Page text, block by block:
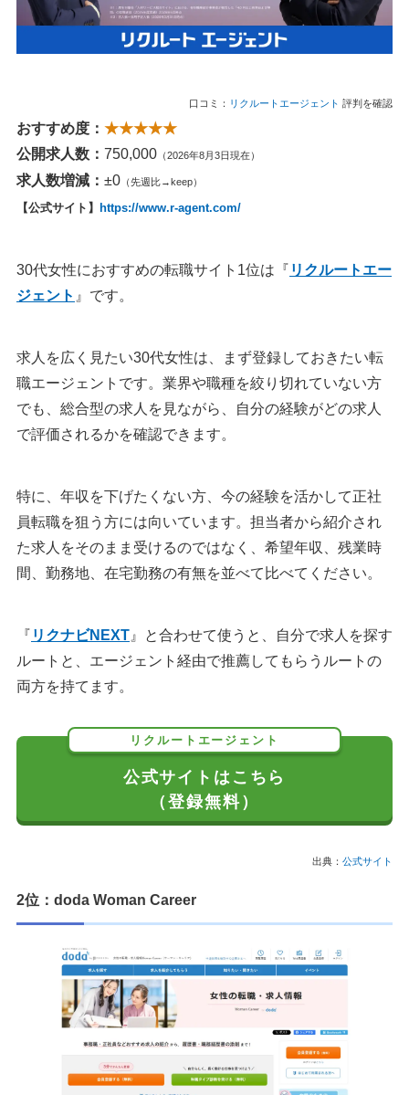
口コミ： リクルートエージェント 評判を確認
おすすめ度： ★★★★★
公開求人数： 750,000 （2026年8月3日現在）
求人数増減： ±0 （先週比→keep）
【公式サイト】 https://www.r-agent.com/
30代女性におすすめの転職サイト1位は『 リクルートエー
ジェント 』です。
求人を広く見たい30代女性は、まず登録しておきたい転
職エージェントです。業界や職種を絞り切れていない方
でも、総合型の求人を見ながら、自分の経験がどの求人
で評価されるかを確認できます。
特に、年収を下げたくない方、今の経験を活かして正社
員転職を狙う方には向いています。担当者から紹介され
た求人をそのまま受けるのではなく、希望年収、残業時
間、勤務地、在宅勤務の有無を並べて比べてください。
『 リクナビNEXT 』と合わせて使うと、自分で求人を探す
ルートと、エージェント経由で推薦してもらうルートの
両方を持てます。
リクルートエージェント
公式サイトはこちら
（登録無料）
出典： 公式サイト
2位：doda Woman Career